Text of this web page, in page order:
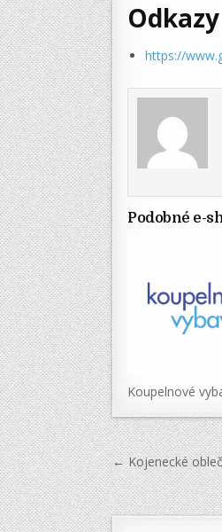
https://
Podobné e-
Koupelnové
pro
← Kojenecké